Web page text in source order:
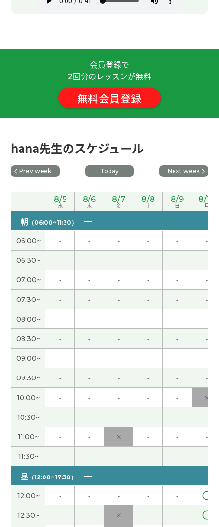
謝謝 hana老師😊( 50代 女性 )
谢谢您教我发音和细微的语法知识。下次也请继续
( 50代 女性 )
不好意思，下次再見，謝謝。
谢谢老师！ 下次再聊吧！ ( 男性 )
学習方法について丁寧に教えて頂きありがとうござ
いました。またよろしくお願いいたします。( 70代
いつもありがとうございます。次回もどうかよろし
くお願いします。( 60代 男性 )
いつもありがとうございます。次回もどうかよろし
くお願いします。( 60代 男性 )
hana老师，谢谢您的课。三年前我爸、爸的朋友和
我儿子去滑过一次雪。那时候儿子看到姥爷滑雪的
样子，他滑得不错，很佩服姥爷。下周我爸妈、老
公和儿子要去打高尔夫球，我希望大家都很开心。
下次课见
いつもありがとうございます！次回もどうかよろし
くお願いします。
( 60代 男性 )
いつも楽しいレッスンをありがとうございます。次
回もどうかよろしくお願いします。
( 60代 男性 )
ありがとうございました。次回もどうかよろしくお
願いします。
( 60代 男性 )
ありがとうございました。次回もどうかよろしくお
願いします。
( 60代 男性 )
谢谢!下次见。( 40代 男性 )
会員登録で
2回分のレッスンが無料
無料会員登録
hana先生のスケジュール
Prev week Today Next week
8/5
水
8/6
木
8/7
金
8/8
土
8/9
日
8/10
月
朝 （06:00~11:30）
06:00~ - - - - - -
06:30~ - - - - - -
07:00~ - - - - - -
07:30~ - - - - - -
08:00~ - - - - - -
08:30~ - - - - - -
09:00~ - - - - - -
09:30~ - - - - - -
10:00~ - - - - - ×
10:30~ - - - - - -
11:00~ - - × - - -
11:30~ - - - - - -
昼 （12:00~17:30）
12:00~ - - - - - 〇
12:30~ - - × - - 〇